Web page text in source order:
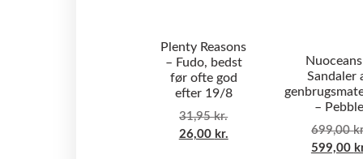
Plenty Reasons
– Fudo, bedst
før ofte god
efter 19/8
31,95kr.
26,00 kr.
Sandaler
– Pebble
699,00
599,00